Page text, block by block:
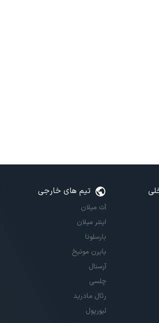
تیم های خارجی
آث میلان
اینتر میلان
بارسلونا
بایرن مونیخ
آرسنال
چلسی
رئال مادرید
لیورپول